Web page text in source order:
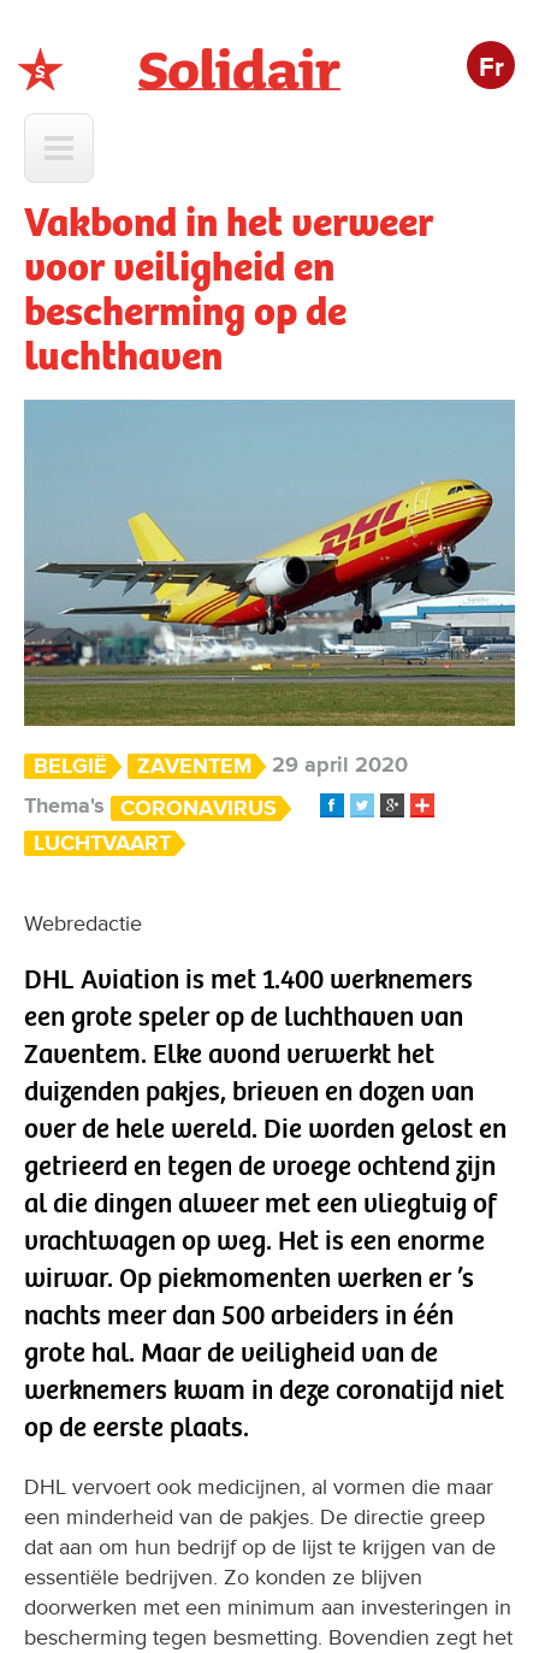
Fr
Vakbond in het verweer
voor veiligheid en
bescherming op de
luchthaven
BELGIË ZAVENTEM
29 april 2020
Thema's
CORONAVIRUS
LUCHTVAART
Webredactie
DHL Aviation is met 1.400 werknemers
een grote speler op de luchthaven van
Zaventem. Elke avond verwerkt het
duizenden pakjes, brieven en dozen van
over de hele wereld. Die worden gelost en
getrieerd en tegen de vroege ochtend zijn
al die dingen alweer met een vliegtuig of
vrachtwagen op weg. Het is een enorme
wirwar. Op piekmomenten werken er ’s
nachts meer dan 500 arbeiders in één
grote hal. Maar de veiligheid van de
werknemers kwam in deze coronatijd niet
op de eerste plaats.
DHL vervoert ook medicijnen, al vormen die maar
een minderheid van de pakjes. De directie greep
dat aan om hun bedrijf op de lijst te krijgen van de
essentiële bedrijven. Zo konden ze blijven
doorwerken met een minimum aan investeringen in
bescherming tegen besmetting. Bovendien zegt het